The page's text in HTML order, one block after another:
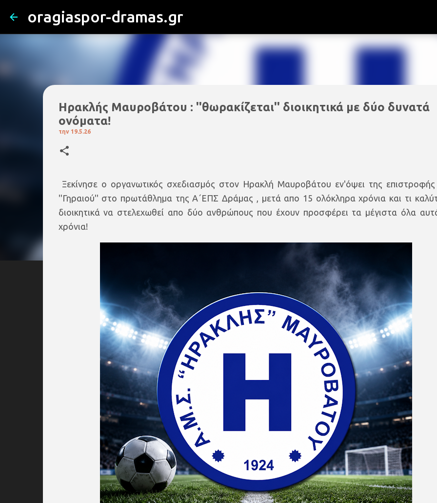
oragiaspor-dramas.gr
Ηρακλής Μαυροβάτου : ''θωρακίζεται'' διοικητικά με δύο δυνατά
ονόματα!
την 19.5.26
Ξεκίνησε ο οργανωτικός σχεδιασμός στον Ηρακλή Μαυροβάτου εν'όψει της
''Γηραιού'' στο πρωτάθλημα της Α΄ΕΠΣ Δράμας , μετά απο 15 ολόκληρα χρόνια και τι
διοικητικά να στελεχωθεί απο δύο ανθρώπους που έχουν προσφέρει τα μέγιστα όλα
χρόνια!